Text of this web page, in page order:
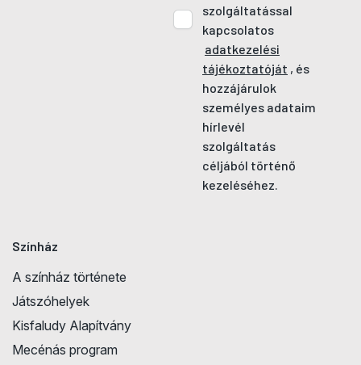
szolgáltatással
kapcsolatos
adatkezelési
tájékoztatóját , és
hozzájárulok
személyes adataim
hírlevél
szolgáltatás
céljából történő
kezeléséhez.
Színház
A színház története
Játszóhelyek
Kisfaludy Alapítvány
Mecénás program